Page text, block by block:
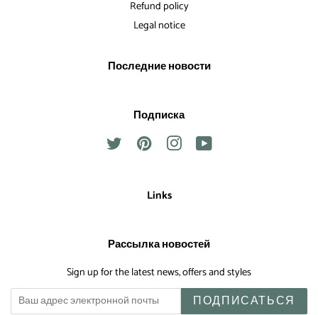
Refund policy
Legal notice
Последние новости
Подписка
TwitterPinterestInstagramYouTube
Links
Рассылка новостей
Sign up for the latest news, offers and styles
ПОДПИСАТЬСЯ